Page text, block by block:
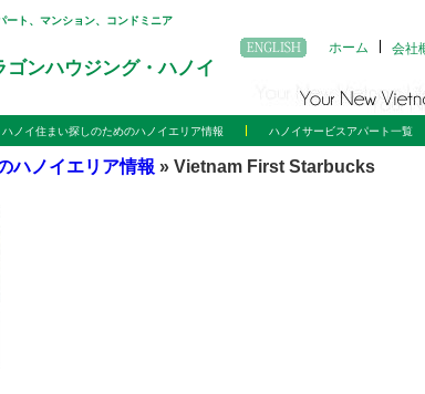
ート、マンション、コンドミニア
ゴンハウジング・ハノイ
ホーム 会社
ハノイ住まい探しのためのハノイエリア情報 ハノイサービスアパート一覧
ハノイエリア情報 » Vietnam First Starbucks